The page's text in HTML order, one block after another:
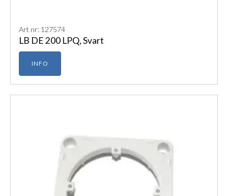
Art nr: 127574
LB DE 200 LPQ, Svart
INFO